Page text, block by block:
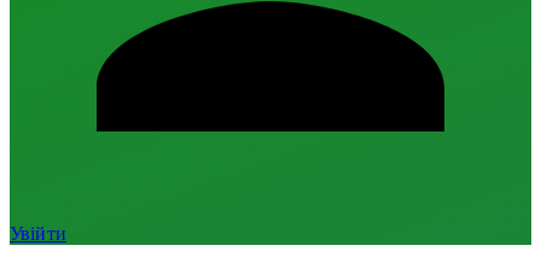
Увійти